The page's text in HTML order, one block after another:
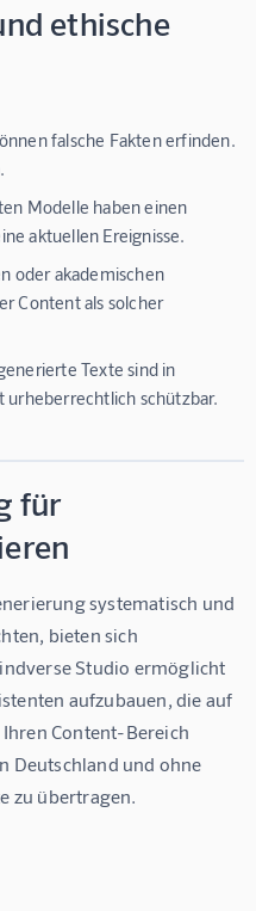
ethische
falsche Fakten erfinden.
Modelle haben einen
aktuellen Ereignisse.
oder akademischen
Content als solcher
Texte sind in
urheberrechtlich schützbar.
für
systematisch und
bieten sich
Studio ermöglicht
aufzubauen, die auf
Content-Bereich
Deutschland und ohne
zu übertragen.